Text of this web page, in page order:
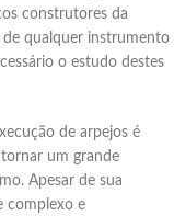
construtores da
qualquer instrumento
o estudo destes
de arpejos é
um grande
Apesar de sua
complexo e